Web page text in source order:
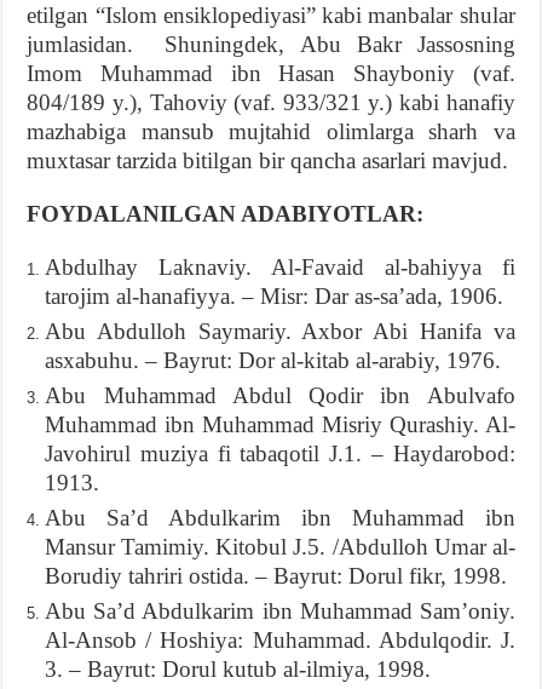
etilgan “Islom ensiklopediyasi” kabi manbalar shular
jumlasidan. Shuningdek, Abu Bakr Jassosning
Imom Muhammad ibn Hasan Shayboniy (vaf.
804/189 y.), Tahoviy (vaf. 933/321 y.) kabi hanafiy
mazhabiga mansub mujtahid olimlarga sharh va
muxtasar tarzida bitilgan bir qancha asarlari mavjud.
FOYDALANILGAN ADABIYOTLAR:
Abdulhay Laknaviy. Al-Favaid al-bahiyya fi
tarojim al-hanafiyya. – Misr: Dar as-sa’ada, 1906.
Abu Abdulloh Saymariy. Axbor Abi Hanifa va
asxabuhu. – Bayrut: Dor al-kitab al-arabiy, 1976.
Abu Muhammad Abdul Qodir ibn Abulvafo
Muhammad ibn Muhammad Misriy Qurashiy. Al-
Javohirul muziya fi tabaqotil J.1. – Haydarobod:
1913.
Abu Sa’d Abdulkarim ibn Muhammad ibn
Mansur Tamimiy. Kitobul J.5. /Abdulloh Umar al-
Borudiy tahriri ostida. – Bayrut: Dorul fikr, 1998.
Abu Sa’d Abdulkarim ibn Muhammad Sam’oniy.
Al-Ansob / Hoshiya: Muhammad. Abdulqodir. J.
3. – Bayrut: Dorul kutub al-ilmiya, 1998.